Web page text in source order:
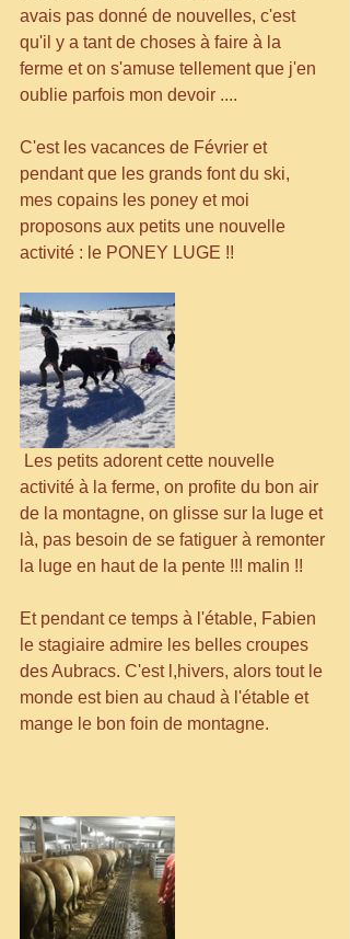
avais pas donné de nouvelles, c'est
qu'il y a tant de choses à faire à la
ferme et on s'amuse tellement que j'en
oublie parfois mon devoir ....
C'est les vacances de Février et
pendant que les grands font du ski,
mes copains les poney et moi
proposons aux petits une nouvelle
activité : le PONEY LUGE !!
activité à la ferme, on profite du bon air
de la montagne, on glisse sur la luge et
là, pas besoin de se fatiguer à remonter
la luge en haut de la pente !!! malin !!
Et pendant ce temps à l'étable, Fabien
le stagiaire admire les belles croupes
des Aubracs. C'est l,hivers, alors tout le
monde est bien au chaud à l'étable et
mange le bon foin de montagne.